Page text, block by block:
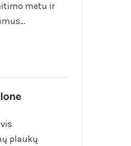
metu ir
plaukų